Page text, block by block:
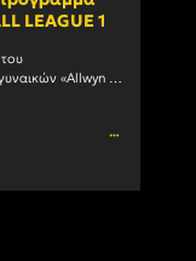
LEAGUE 1
«Allwyn